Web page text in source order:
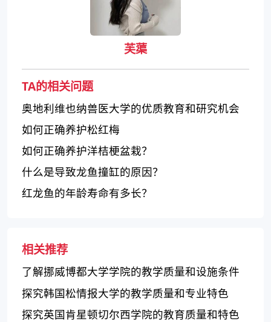
芙蕖
TA的相关问题
奥地利维也纳兽医大学的优质教育和研究机会
如何正确养护松红梅
如何正确养护洋桔梗盆栽？
什么是导致龙鱼撞缸的原因？
红龙鱼的年龄寿命有多长？
相关推荐
了解挪威博都大学学院的教学质量和设施条件
探究韩国松情报大学的教学质量和专业特色
探究英国肯星顿切尔西学院的教育质量和特色